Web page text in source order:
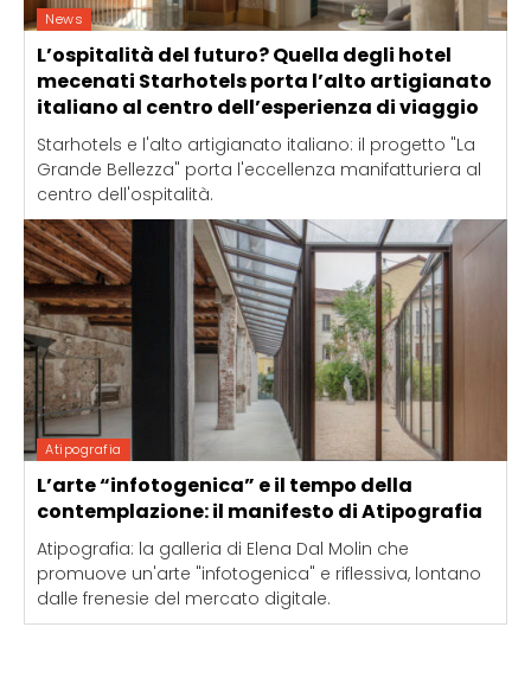
News
L’ospitalità del futuro? Quella degli hotel
mecenati Starhotels porta l’alto artigianato
italiano al centro dell’esperienza di viaggio
Starhotels e l'alto artigianato italiano: il progetto "La
Grande Bellezza" porta l'eccellenza manifatturiera al
centro dell'ospitalità.
Atipografia
L’arte “infotogenica” e il tempo della
contemplazione: il manifesto di Atipografia
Atipografia: la galleria di Elena Dal Molin che
promuove un'arte "infotogenica" e riflessiva, lontano
dalle frenesie del mercato digitale.